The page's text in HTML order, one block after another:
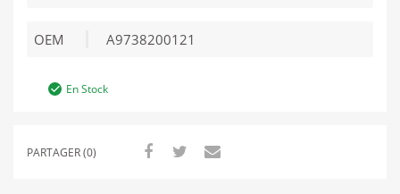
OEM A9738200121
En Stock
PARTAGER (0)